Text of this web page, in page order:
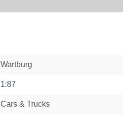
Wartburg
1:87
Cars & Trucks